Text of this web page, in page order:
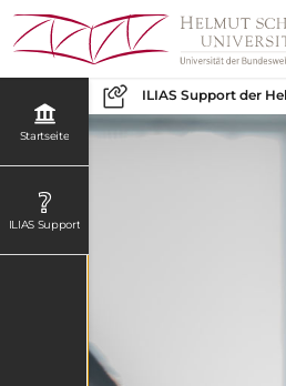
Startseite
ILIAS Support
ILIAS Support der